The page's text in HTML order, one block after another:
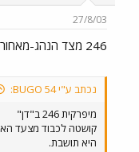
27/8/03
246 מצד הנהג-מאחור
נכתב ע"י BUGO 54:
מיפרקית 246 ב"דן"
קושטה לכבוד מצעד
היא תושבת.